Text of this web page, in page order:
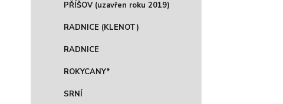
PŘÍŠOV (uzavřen roku 2019)
RADNICE (KLENOT)
RADNICE
ROKYCANY*
SRNÍ